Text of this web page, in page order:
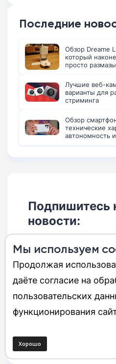
Последние
Обзор Dreame
который
просто
Лучшие веб-
варианты для
стриминга
Обзор
технические
автономность
Подпишитесь
новости:
Получать ежедневно
Получать еженедельно
Мы используем
Продолжая
даёте согласие на
пользовательских
функционирования